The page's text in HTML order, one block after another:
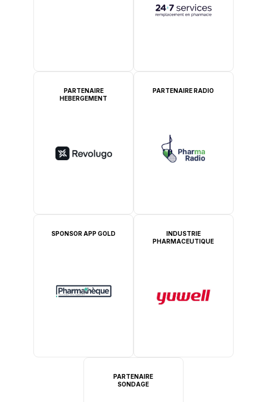
PARTENAIRE
HEBERGEMENT
PARTENAIRE RADIO
SPONSOR APP GOLD
INDUSTRIE
PHARMACEUTIQUE
PARTENAIRE
SONDAGE